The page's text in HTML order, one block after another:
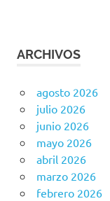
ARCHIVOS
agosto 2026
julio 2026
junio 2026
mayo 2026
abril 2026
marzo 2026
febrero 2026